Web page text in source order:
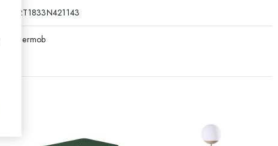
RT1833N421143
Fermob